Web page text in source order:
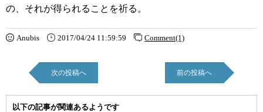
の、それが得られることを祈る。
Anubis 2017/04/24 11:59:59 Comment(1)
次の投稿へ 前の投稿へ
以下の記事が関連あるようです